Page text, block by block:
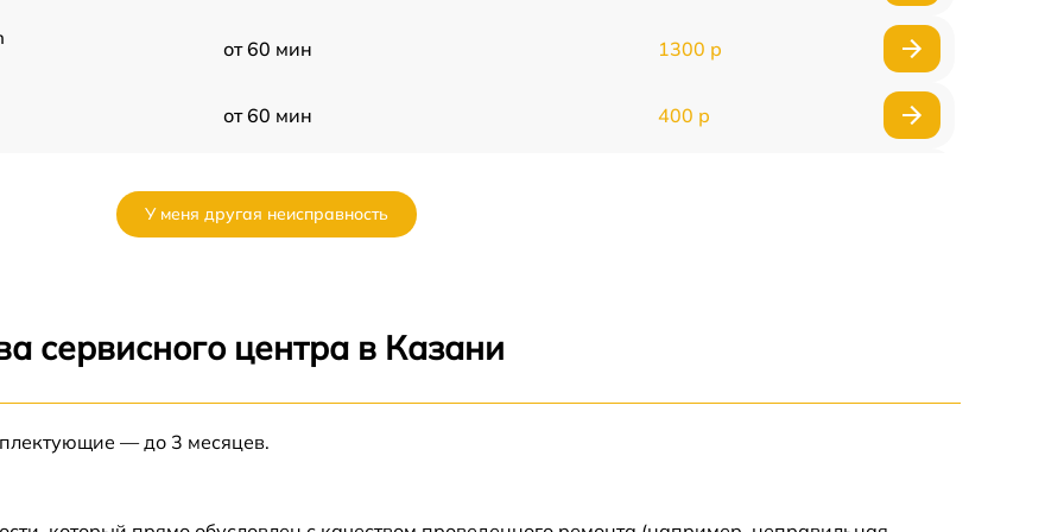
от 60 мин 1300 р
от 60 мин 400 р
от 60 мин
У меня другая неисправность
сервисного центра в Казани
— до 3 месяцев.